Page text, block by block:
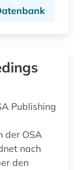
Publishing
der OSA
nach
den